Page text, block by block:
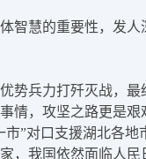
智慧的重要性，发
势兵力打歼灭战，
，攻坚之路更是艰
”对口支援湖北各
，我国依然面临人